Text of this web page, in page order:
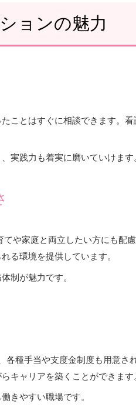
ョンの魅力
ことはすぐに相談できます。
実践力も着実に磨いていけます
や家庭と両立したい方にも配
る環境を提供しています。
制が魅力です。
各種手当や支度金制度も用意
キャリアを築くことができます
きやすい職場です。